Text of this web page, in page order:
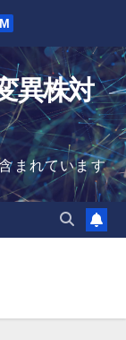
異株対
まれています